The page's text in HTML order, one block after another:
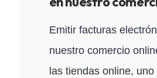
Emitir facturas
nuestro comercio
las tiendas online, uno